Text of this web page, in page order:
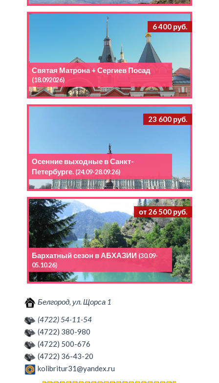
6 400 руб.
Святая Матрона + Сергиев Посад
(18.092026)
23 600 руб.
Осенние выходные в Санкт-
Петербурге. (24.09-28.09.26)
от 26 500 руб.
Бархатный сезон в АБХАЗИИ (30.09-
05.10.26)
Белгород, ул. Щорса 1
(4722) 54-11-54
(4722) 380-980
(4722) 500-676
(4722) 36-43-20
kolibritur31@yandex.ru